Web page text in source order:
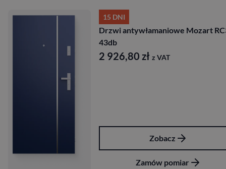
15 DNI
Drzwi antywłamaniowe Mozart
43db
2 926,80 zł z VAT
Zobacz
Zamów pomiar